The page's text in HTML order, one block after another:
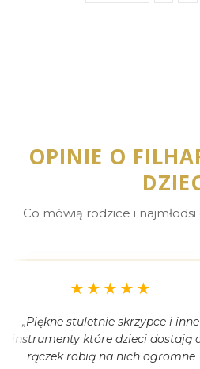
OPINIE O
Co mówią rodzice i
★★★★★
„Piękne stuletnie skrzypce i inne
instrumenty które dzieci dostają
rączek robią na nich ogromne